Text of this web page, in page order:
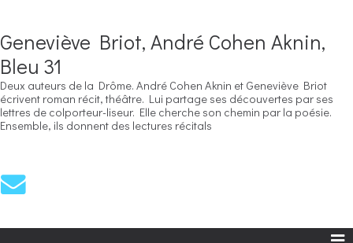
Geneviève Briot, André Cohen Aknin,
Bleu 31
Deux auteurs de la Drôme. André Cohen Aknin et Geneviève Briot
écrivent roman récit, théâtre. Lui partage ses découvertes par ses
lettres de colporteur-liseur. Elle cherche son chemin par la poésie.
Ensemble, ils donnent des lectures récitals